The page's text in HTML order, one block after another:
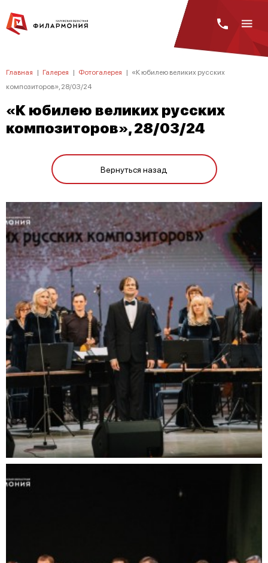
Главная | Галерея | Фотогалерея | «К юбилею великих русских
композиторов», 28/03/24
«К юбилею великих русских
композиторов», 28/03/24
Вернуться назад